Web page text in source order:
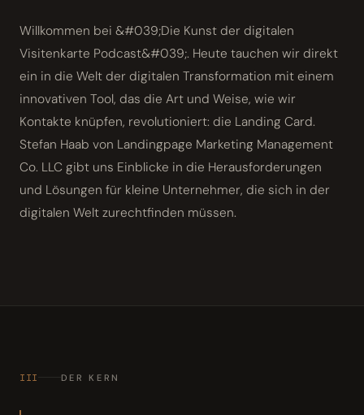
Willkommen bei &#039;Die Kunst der digitalen
Visitenkarte Podcast&#039;. Heute tauchen wir direkt
ein in die Welt der digitalen Transformation mit einem
innovativen Tool, das die Art und Weise, wie wir
Kontakte knüpfen, revolutioniert: die Landing Card.
Stefan Haab von Landingpage Marketing Management
Co. LLC gibt uns Einblicke in die Herausforderungen
und Lösungen für kleine Unternehmer, die sich in der
digitalen Welt zurechtfinden müssen.
III DER KERN